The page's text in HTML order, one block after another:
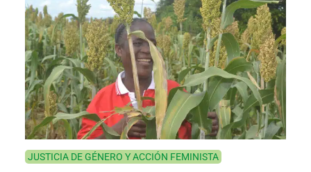
JUSTICIA DE GÉNERO Y ACCIÓN FEMINISTA